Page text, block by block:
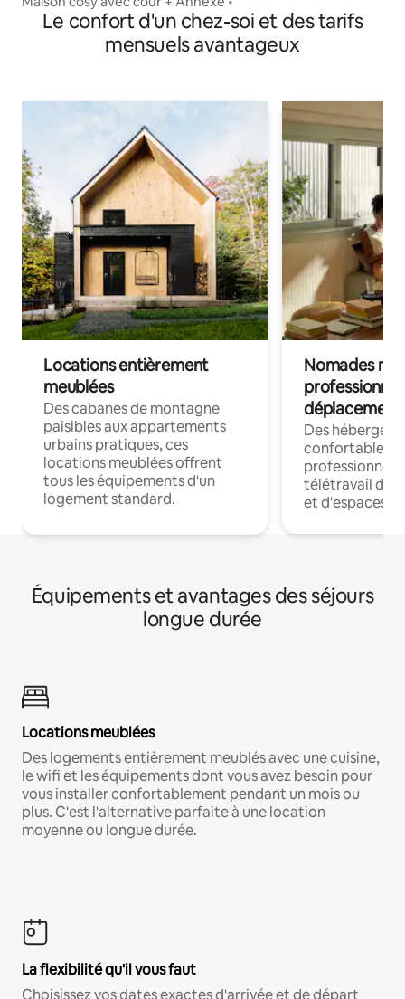
Le confort d'un chez-soi et des tarifs
mensuels avantageux
Locations entièrement
meublées
Des cabanes de montagne
paisibles aux appartements
urbains pratiques, ces
locations meublées offrent
tous les équipements d'un
logement standard.
Nomades
déplacement
Des
confortables
professionnels
télétravail
et d'espaces
Équipements et avantages des séjours
longue durée
Locations meublées
Des logements entièrement meublés avec une cuisine,
le wifi et les équipements dont vous avez besoin pour
vous installer confortablement pendant un mois ou
plus. C'est l'alternative parfaite à une location
moyenne ou longue durée.
La flexibilité qu'il vous faut
Choisissez vos dates exactes d'arrivée et de départ